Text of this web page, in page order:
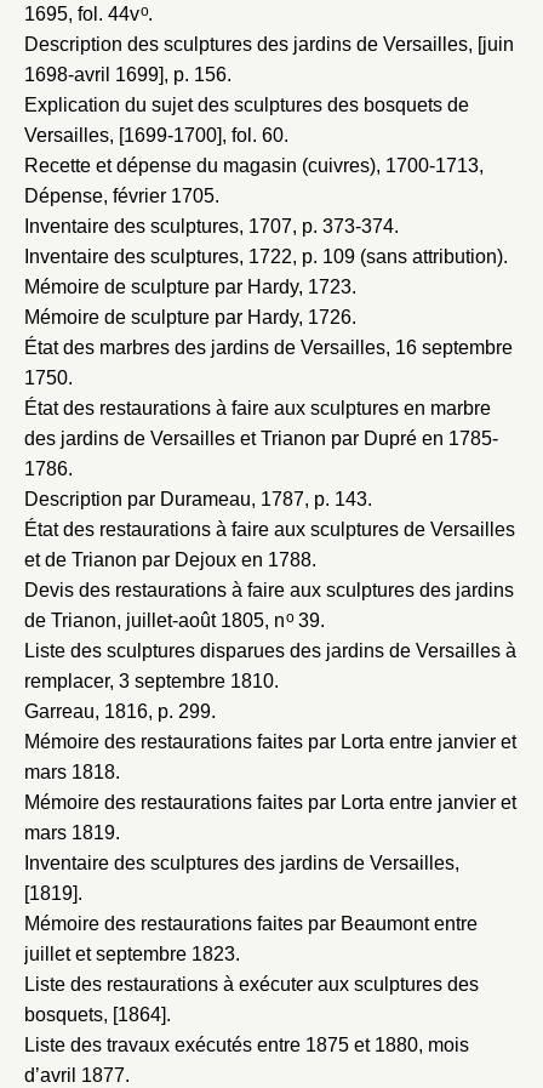
1695, fol. 44vo.
Description des sculptures des jardins de Versailles, [juin
1698-avril 1699], p. 156.
Explication du sujet des sculptures des bosquets de
Versailles, [1699-1700], fol. 60.
Recette et dépense du magasin (cuivres), 1700-1713,
Dépense, février 1705.
Inventaire des sculptures, 1707, p. 373-374.
Inventaire des sculptures, 1722, p. 109 (sans attribution).
Mémoire de sculpture par Hardy, 1723.
Mémoire de sculpture par Hardy, 1726.
État des marbres des jardins de Versailles, 16 septembre
1750.
État des restaurations à faire aux sculptures en marbre
des jardins de Versailles et Trianon par Dupré en 1785-
1786.
Description par Durameau, 1787, p. 143.
État des restaurations à faire aux sculptures de Versailles
et de Trianon par Dejoux en 1788.
Devis des restaurations à faire aux sculptures des jardins
de Trianon, juillet-août 1805, no39.
Liste des sculptures disparues des jardins de Versailles à
remplacer, 3 septembre 1810.
Garreau, 1816, p. 299.
Mémoire des restaurations faites par Lorta entre janvier et
mars 1818.
Mémoire des restaurations faites par Lorta entre janvier et
mars 1819.
Inventaire des sculptures des jardins de Versailles,
[1819].
Mémoire des restaurations faites par Beaumont entre
juillet et septembre 1823.
Liste des restaurations à exécuter aux sculptures des
bosquets, [1864].
Liste des travaux exécutés entre 1875 et 1880, mois
d’avril 1877.